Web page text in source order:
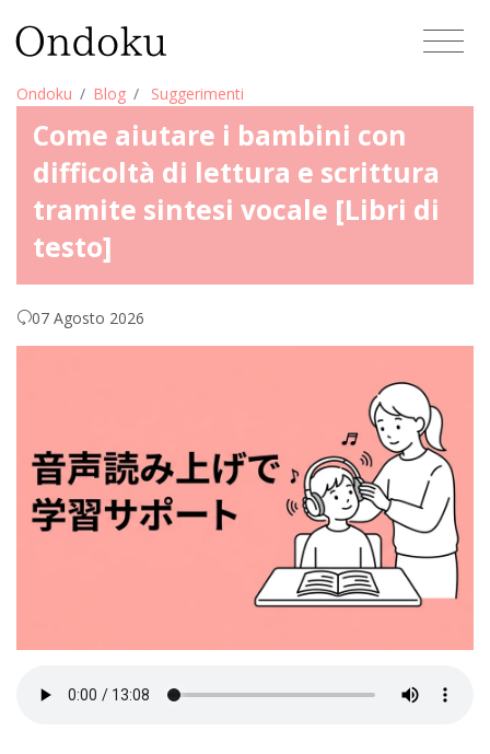
Ondoku Blog Suggerimenti
Come aiutare i bambini con
difficoltà di lettura e scrittura
tramite sintesi vocale [Libri di
testo]
07 Agosto 2026